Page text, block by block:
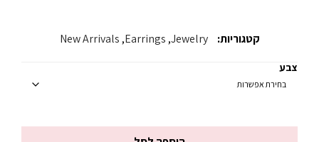
קטגוריות: Jewelry
,
Earrings
,
New Arrivals
צבע